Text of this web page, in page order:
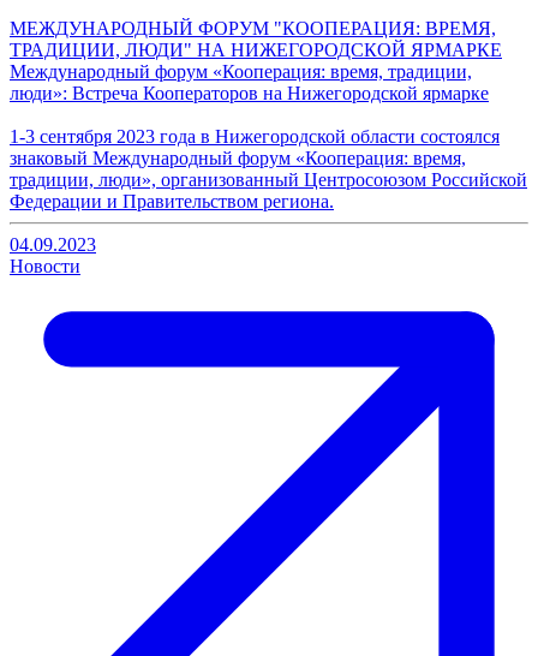
МЕЖДУНАРОДНЫЙ ФОРУМ "КООПЕРАЦИЯ: ВРЕМЯ,
ТРАДИЦИИ, ЛЮДИ" НА НИЖЕГОРОДСКОЙ ЯРМАРКЕ
Международный форум «Кооперация: время, традиции,
люди»: Встреча Кооператоров на Нижегородской ярмарке
1-3 сентября 2023 года в Нижегородской области состоялся
знаковый Международный форум «Кооперация: время,
традиции, люди», организованный Центросоюзом Российской
Федерации и Правительством региона.
04.09.2023
Новости